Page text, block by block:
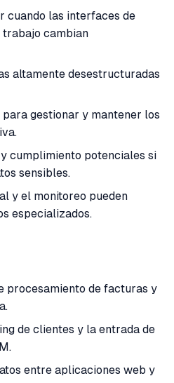
cuando las interfaces de
trabajo cambian
altamente desestructuradas
para gestionar y mantener los
y cumplimiento potenciales si
sensibles.
y el monitoreo pueden
especializados.
procesamiento de facturas y
de clientes y la entrada de
entre aplicaciones web y